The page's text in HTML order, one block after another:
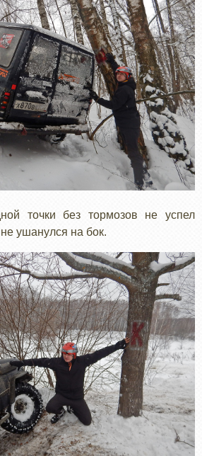
точки без тормозов не успел
ушанулся на бок.